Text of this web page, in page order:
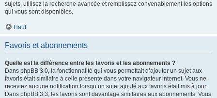
sujets, utilisez la recherche avancée et remplissez convenablement les options
qui vous sont disponibles.
Haut
Favoris et abonnements
Quelle est la différence entre les favoris et les abonnements ?
Dans phpBB 3.0, la fonctionnalité qui vous permettait d’ajouter un sujet aux
favoris était similaire à celle présente dans votre navigateur internet. Vous ne
receviez aucune notification lorsqu’un sujet ajouté aux favoris était mis à jour.
Dans phpBB 3.3, les favoris sont davantage similaires aux abonnements. Vous